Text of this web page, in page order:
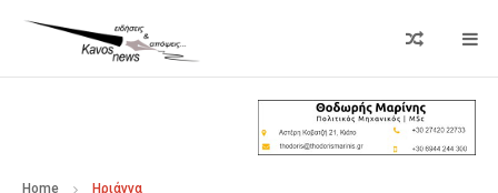
Home Ηριάννα